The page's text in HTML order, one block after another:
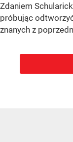
Zdaniem
próbując
znanych z